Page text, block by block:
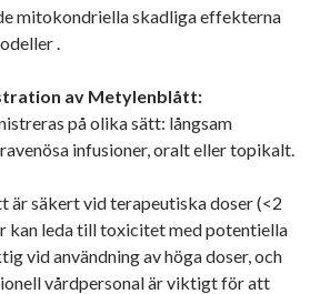
mitokondriella skadliga effekterna
.
av Metylenblått:
på olika sätt: långsam
infusioner, oralt eller topikalt.
är säkert vid terapeutiska doser (<2
kan leda till toxicitet med potentiella
vid användning av höga doser, och
vårdpersonal är viktigt för att